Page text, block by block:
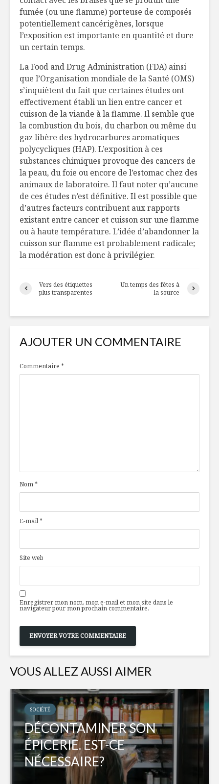
fumée (ou une flamme) porteuse de composés
potentiellement cancérigènes, lorsque
l’exposition est importante en quantité et dure
un certain temps.
La Food and Drug Administration (FDA) ainsi
que l’Organisation mondiale de la Santé (OMS)
s’inquiètent du fait que certaines études ont
effectivement établi un lien entre cancer et
cuisson de la viande à la flamme. Il semble que
la combustion du bois, du charbon ou même du
gaz libère des hydrocarbures aromatiques
polycycliques (HAP). L’exposition à ces
substances chimiques provoque des cancers de
la peau, du foie ou encore de l’estomac chez des
animaux de laboratoire. Il faut noter qu’aucune
de ces études n’est définitive. Il est possible que
d’autres facteurs contribuent aux rapports
existant entre cancer et cuisson sur une flamme
ou à haute température. L’idée d’abandonner la
cuisson sur flamme est probablement radicale;
la modération est donc à privilégier.
Vers des étiquettes
plus transparentes
Un temps des fêtes à
la source
AJOUTER UN COMMENTAIRE
Commentaire *
Nom*
E-mail*
Site web
Enregistrer mon nom, mon e-mail et mon site dans le
navigateur pour mon prochain commentaire.
VOUS ALLEZ AUSSI AIMER
SOCIÉTÉ
DÉCONTAMINER SON
ÉPICERIE. EST-CE
NÉCESSAIRE?